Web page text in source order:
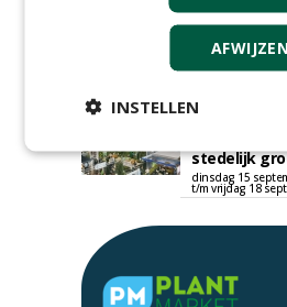
Vakdag 'All
zet
centraal in
GaLaBau
stedelijk
dinsdag 15
t/m vrijdag 18
AFWIJZEN
INSTELLEN